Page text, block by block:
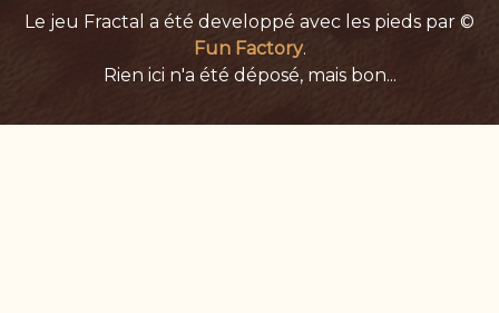
Le jeu Fractal a été developpé avec les pieds par ©
Fun Factory.
Rien ici n'a été déposé, mais bon...